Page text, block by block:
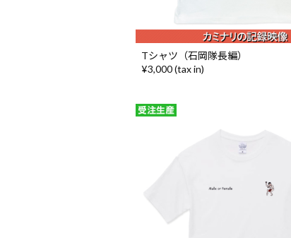
Tシャツ（石岡隊長編）
¥3,000 (tax in)